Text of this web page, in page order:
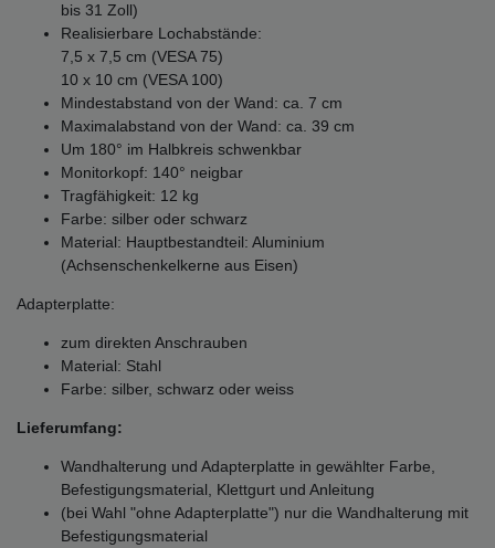
bis 31 Zoll)
Realisierbare Lochabstände:
7,5 x 7,5 cm (VESA 75)
10 x 10 cm (VESA 100)
Mindestabstand von der Wand: ca. 7 cm
Maximalabstand von der Wand: ca. 39 cm
Um 180° im Halbkreis schwenkbar
Monitorkopf: 140° neigbar
Tragfähigkeit: 12 kg
Farbe: silber oder schwarz
Material: Hauptbestandteil: Aluminium
(Achsenschenkelkerne aus Eisen)
Adapterplatte:
zum direkten Anschrauben
Material: Stahl
Farbe: silber, schwarz oder weiss
Lieferumfang:
Wandhalterung und Adapterplatte in gewählter Farbe,
Befestigungsmaterial, Klettgurt und Anleitung
(bei Wahl "ohne Adapterplatte") nur die Wandhalterung mit
Befestigungsmaterial